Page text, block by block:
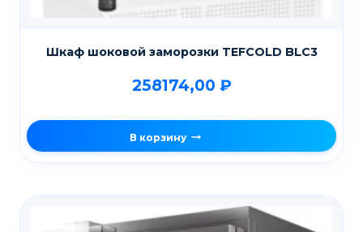
Шкаф шоковой заморозки TEFCOLD BLC3
258174,00 ₽
В корзину